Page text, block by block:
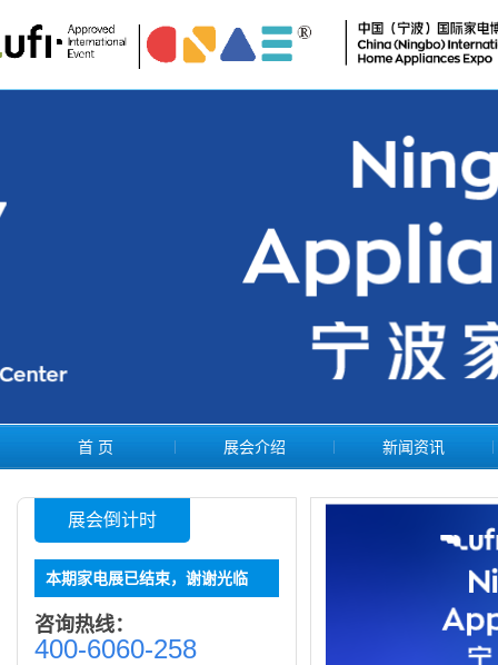
首 页 展会介绍 新闻资讯
展会倒计时
本期家电展已结束，谢谢光临
咨询热线：
400-6060-258